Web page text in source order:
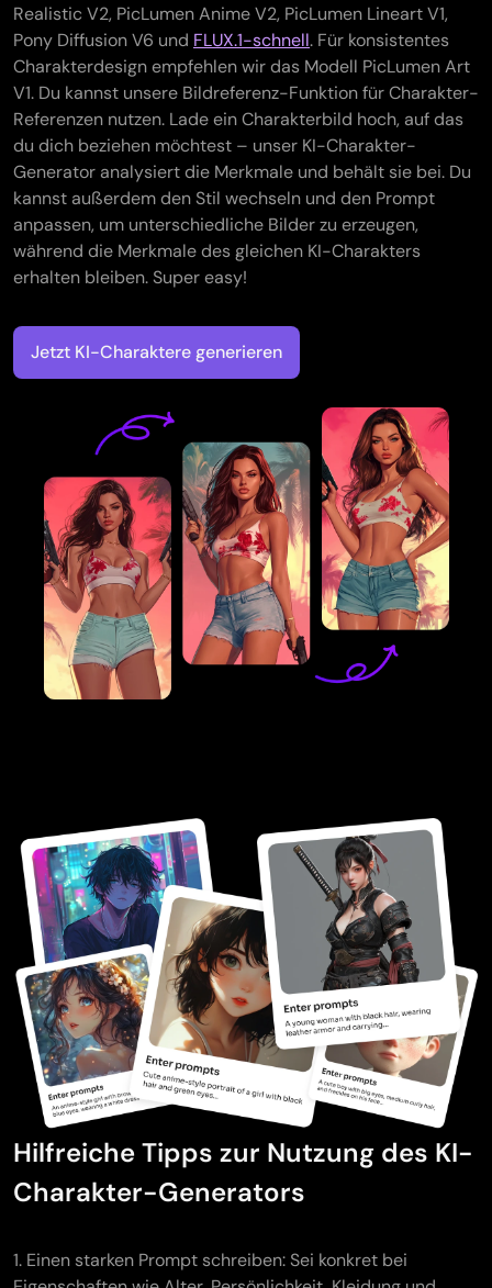
Realistic V2, PicLumen Anime V2, PicLumen Lineart V1,
Pony Diffusion V6 und FLUX.1-schnell. Für konsistentes
Charakterdesign empfehlen wir das Modell PicLumen Art
V1. Du kannst unsere Bildreferenz-Funktion für Charakter-
Referenzen nutzen. Lade ein Charakterbild hoch, auf das
du dich beziehen möchtest – unser KI-Charakter-
Generator analysiert die Merkmale und behält sie bei. Du
kannst außerdem den Stil wechseln und den Prompt
anpassen, um unterschiedliche Bilder zu erzeugen,
während die Merkmale des gleichen KI-Charakters
erhalten bleiben. Super easy!
Jetzt KI-Charaktere generieren
Hilfreiche Tipps zur Nutzung des KI-
Charakter-Generators
1. Einen starken Prompt schreiben: Sei konkret bei